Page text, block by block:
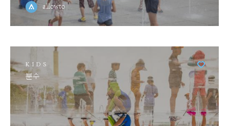
allowto
KIDS
분수